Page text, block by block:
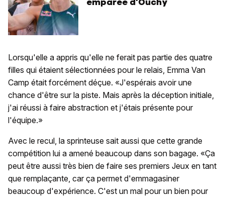
Lorsqu'elle a appris qu'elle ne ferait pas partie des quatre
filles qui étaient sélectionnées pour le relais, Emma Van
Camp était forcément déçue. «J'espérais avoir une
chance d'être sur la piste. Mais après la déception initiale,
j'ai réussi à faire abstraction et j'étais présente pour
l'équipe.»
Avec le recul, la sprinteuse sait aussi que cette grande
compétition lui a amené beaucoup dans son bagage. «Ça
peut être aussi très bien de faire ses premiers Jeux en tant
que remplaçante, car ça permet d'emmagasiner
beaucoup d'expérience. C'est un mal pour un bien pour